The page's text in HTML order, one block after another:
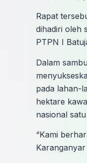
Rapat
dihadiri oleh
PTPN I
Dalam
pada lahan-
hektare
nasional
“Kami